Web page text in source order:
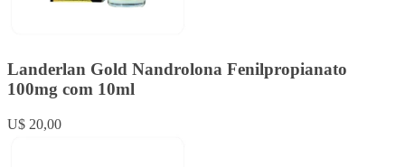
Landerlan Gold Nandrolona Fenilpropianato
100mg com 10ml
U$ 20,00